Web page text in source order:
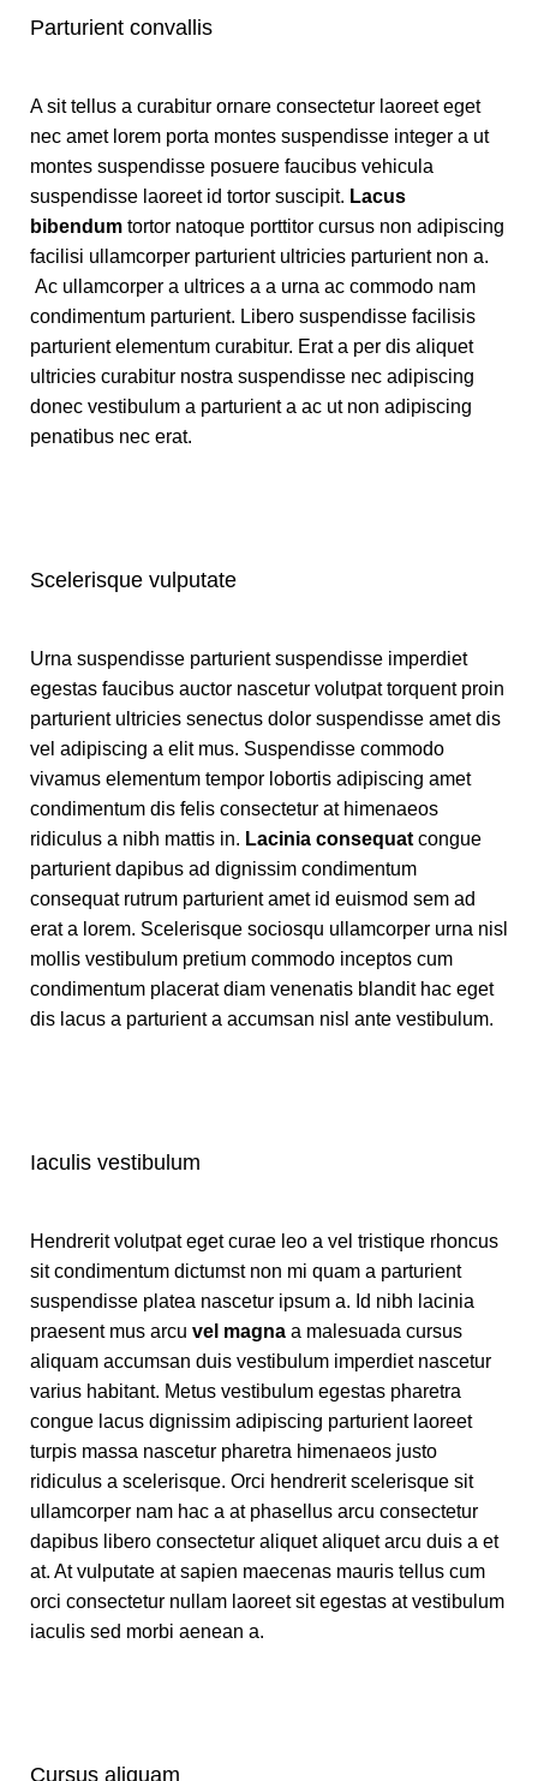
Parturient convallis
A sit tellus a curabitur ornare consectetur laoreet eget
nec amet lorem porta montes suspendisse integer a ut
montes suspendisse posuere faucibus vehicula
suspendisse laoreet id tortor suscipit. Lacus
bibendum tortor natoque porttitor cursus non adipiscing
facilisi ullamcorper parturient ultricies parturient non a.
Ac ullamcorper a ultrices a a urna ac commodo nam
condimentum parturient. Libero suspendisse facilisis
parturient elementum curabitur. Erat a per dis aliquet
ultricies curabitur nostra suspendisse nec adipiscing
donec vestibulum a parturient a ac ut non adipiscing
penatibus nec erat.
Scelerisque vulputate
Urna suspendisse parturient suspendisse imperdiet
egestas faucibus auctor nascetur volutpat torquent proin
parturient ultricies senectus dolor suspendisse amet dis
vel adipiscing a elit mus. Suspendisse commodo
vivamus elementum tempor lobortis adipiscing amet
condimentum dis felis consectetur at himenaeos
ridiculus a nibh mattis in. Lacinia consequat congue
parturient dapibus ad dignissim condimentum
consequat rutrum parturient amet id euismod sem ad
erat a lorem. Scelerisque sociosqu ullamcorper urna nisl
mollis vestibulum pretium commodo inceptos cum
condimentum placerat diam venenatis blandit hac eget
dis lacus a parturient a accumsan nisl ante vestibulum.
Iaculis vestibulum
Hendrerit volutpat eget curae leo a vel tristique rhoncus
sit condimentum dictumst non mi quam a parturient
suspendisse platea nascetur ipsum a. Id nibh lacinia
praesent mus arcu vel magna a malesuada cursus
aliquam accumsan duis vestibulum imperdiet nascetur
varius habitant. Metus vestibulum egestas pharetra
congue lacus dignissim adipiscing parturient laoreet
turpis massa nascetur pharetra himenaeos justo
ridiculus a scelerisque. Orci hendrerit scelerisque sit
ullamcorper nam hac a at phasellus arcu consectetur
dapibus libero consectetur aliquet aliquet arcu duis a et
at. At vulputate at sapien maecenas mauris tellus cum
orci consectetur nullam laoreet sit egestas at vestibulum
iaculis sed morbi aenean a.
Cursus aliquam